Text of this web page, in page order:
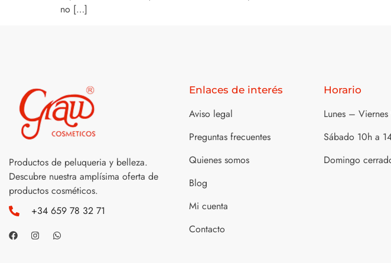
no […]
Productos de peluqueria y belleza.
Descubre nuestra amplísima oferta de
productos cosméticos.
+34 659 78 32 71
Enlaces de interés
Aviso legal
Preguntas frecuentes
Quienes somos
Blog
Mi cuenta
Contacto
Horario
Lunes –
Sábado 10h a
Domingo